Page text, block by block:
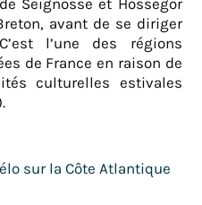
avant de se diriger
l’une des régions
de France en raison de
culturelles estivales
sur la Côte Atlantique